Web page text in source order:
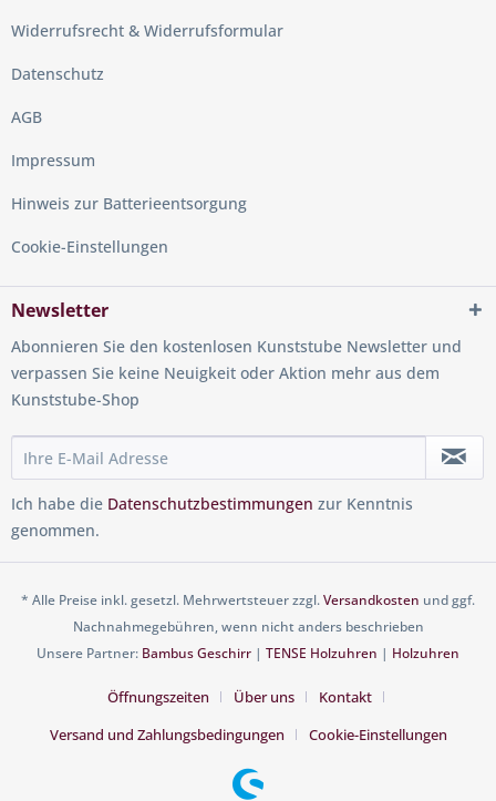
Widerrufsrecht & Widerrufsformular
Datenschutz
AGB
Impressum
Hinweis zur Batterieentsorgung
Cookie-Einstellungen
Newsletter
Abonnieren Sie den kostenlosen Kunststube Newsletter und
verpassen Sie keine Neuigkeit oder Aktion mehr aus dem
Kunststube-Shop
Ich habe die Datenschutzbestimmungen zur Kenntnis
genommen.
* Alle Preise inkl. gesetzl. Mehrwertsteuer zzgl.Versandkosten und ggf.
Nachnahmegebühren, wenn nicht anders beschrieben
Unsere Partner: Bambus Geschirr | TENSE Holzuhren | Holzuhren
Öffnungszeiten Über uns
Kontakt
Versand und Zahlungsbedingungen
Cookie-Einstellungen